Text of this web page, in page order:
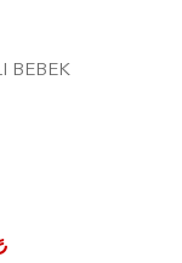
BEBEK